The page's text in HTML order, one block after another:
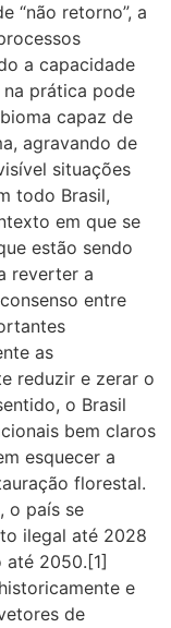
“não retorno”, a
a capacidade
na prática pode
capaz de
agravando de
situações
todo Brasil,
em que se
estão sendo
reverter a
entre
as
reduzir e zerar o
o Brasil
bem claros
esquecer a
florestal.
o país se
ilegal até 2028
até 2050.[1]
e
de